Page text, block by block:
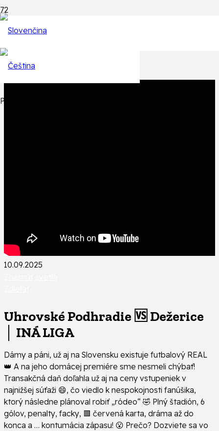
Produkt
Epizódy
Späť na zoznam epizód
10.09.2025
Uhrovské Podhradie 🆚 Dežerice
│ INÁ LIGA
Dámy a páni, už aj na Slovensku existuje futbalový REAL
👑 A na jeho domácej premiére sme nesmeli chýbať!
Transakčná daň doľahla už aj na ceny vstupeniek v
najnižšej súťaži 😄, čo viedlo k nespokojnosti fanúšika,
ktorý následne plánoval robiť „ródeo“ 🤣 Plný štadión, 6
gólov, penalty, facky, 🟥 červená karta, dráma až do
konca a … kontumácia zápasu! 😮 Prečo? Dozviete sa vo